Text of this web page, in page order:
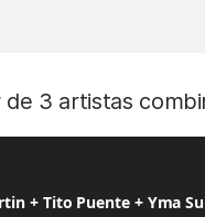
de 3 artistas
+ Tito Puente + Yma